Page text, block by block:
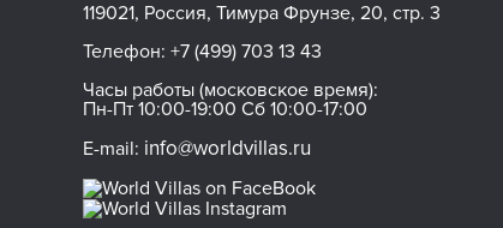
119021, Россия, Тимура Фрунзе, 20, стр. 3
Телефон: +7 (499) 703 13 43
Часы работы (московское время):
Пн-Пт 10:00-19:00 Сб 10:00-17:00
E-mail: info@worldvillas.ru